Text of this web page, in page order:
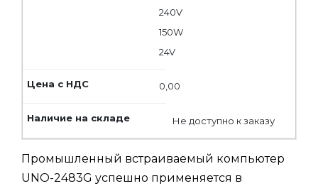
240V
150W
24V
0,00
Не доступно к заказу
Промышленный встраиваемый компьютер
UNO-2483G успешно применяется в